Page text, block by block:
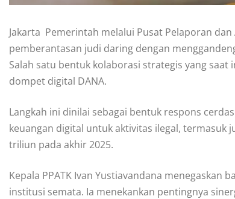
Jakarta  Pemerintah melalui Pusat Pelaporan
pemberantasan judi daring dengan
Salah satu bentuk kolaborasi strategis yang
dompet digital DANA.
Langkah ini dinilai sebagai bentuk respons
keuangan digital untuk aktivitas ilegal, termasuk
triliun pada akhir 2025.
Kepala PPATK Ivan Yustiavandana
institusi semata. Ia menekankan pentingnya